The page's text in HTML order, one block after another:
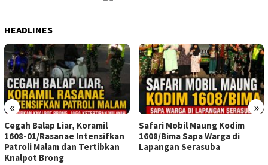
HEADLINES
« »
Cegah Balap Liar, Koramil
1608-01/Rasanae Intensifkan
Patroli Malam dan Tertibkan
Knalpot Brong
Safari Mobil Maung Kodim
1608/Bima Sapa Warga di
Lapangan Serasuba